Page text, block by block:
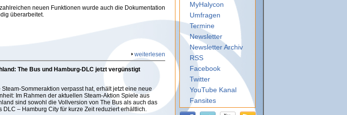
neuen Funktionen wurde auch die Dokumentation
überarbeitet.
weiterlesen
The Bus und Hamburg-DLC jetzt vergünstigt
Steam-Sommeraktion verpasst hat, erhält jetzt eine neue
Im Rahmen der aktuellen Steam-Aktion Spiele aus
sind sowohl die Vollversion von The Bus als auch das
DLC – Hamburg City für kurze Zeit reduziert erhältlich.
MyHalycon
Umfragen
Termine
Newsletter
Newsletter Archiv
RSS
Facebook
Twitter
YouTube Kanal
Fansites